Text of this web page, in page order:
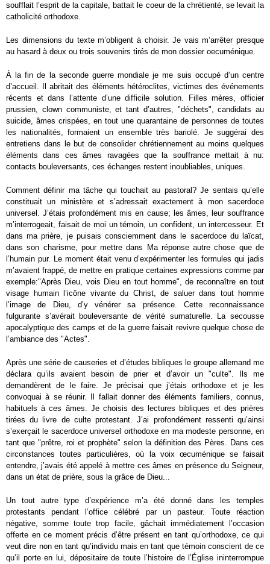
soufflait l’esprit de la capitale, battait le coeur de la chrétienté, se levait la
catholicité orthodoxe.
Les dimensions du texte m’obligent à choisir. Je vais m’arrêter presque
au hasard à deux ou trois souvenirs tirés de mon dossier oecuménique.
À la fin de la seconde guerre mondiale je me suis occupé d’un centre
d’accueil. Il abritait des éléments hétéroclites, victimes des événements
récents et dans l’attente d’une difficile solution. Filles mères, officier
prussien, clown communiste, et tant d’autres, "déchets", candidats au
suicide, âmes crispées, en tout une quarantaine de personnes de toutes
les nationalités, formaient un ensemble très bariolé. Je suggérai des
entretiens dans le but de consolider chrétiennement au moins quelques
éléments dans ces âmes ravagées que la souffrance mettait à nu:
contacts bouleversants, ces échanges restent inoubliables, uniques.
Comment définir ma tâche qui touchait au pastoral? Je sentais qu’elle
constituait un ministère et s’adressait exactement à mon sacerdoce
universel. J’étais profondément mis en cause; les âmes, leur souffrance
m’interrogeait, faisait de moi un témoin, un confident, un intercesseur. Et
dans ma prière, je puisais consciemment dans le sacerdoce du laïcat,
dans son charisme, pour mettre dans Ma réponse autre chose que de
l’humain pur. Le moment était venu d’expérimenter les formules qui jadis
m’avaient frappé, de mettre en pratique certaines expressions comme par
exemple:"Après Dieu, vois Dieu en tout homme", de reconnaître en tout
visage humain l’icône vivante du Christ, de saluer dans tout homme
l’image de Dieu, d’y vénérer sa présence. Cette reconnaissance
fulgurante s’avérait bouleversante de vérité surnaturelle. La secousse
apocalyptique des camps et de la guerre faisait revivre quelque chose de
l’ambiance des "Actes".
Après une série de causeries et d’études bibliques le groupe allemand me
déclara qu’ils avaient besoin de prier et d’avoir un "culte". Ils me
demandèrent de le faire. Je précisai que j’étais orthodoxe et je les
convoquai à se réunir. Il fallait donner des éléments familiers, connus,
habituels à ces âmes. Je choisis des lectures bibliques et des prières
tirées du livre de culte protestant. J’ai profondément ressenti qu’ainsi
s’exerçait le sacerdoce universel orthodoxe en ma modeste personne, en
tant que "prêtre, roi et prophète" selon la définition des Pères. Dans ces
circonstances toutes particulières, où la voix œcuménique se faisait
entendre, j’avais été appelé à mettre ces âmes en présence du Seigneur,
dans un état de prière, sous la grâce de Dieu...
Un tout autre type d’expérience m’a été donné dans les temples
protestants pendant l’office célébré par un pasteur. Toute réaction
négative, somme toute trop facile, gâchait immédiatement l’occasion
offerte en ce moment précis d’être présent en tant qu’orthodoxe, ce qui
veut dire non en tant qu’individu mais en tant que témoin conscient de ce
qu’il porte en lui, dépositaire de toute l’histoire de l’Église ininterrompue